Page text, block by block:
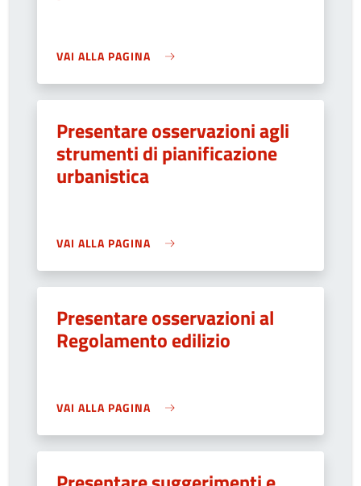
VAI ALLA PAGINA
Presentare osservazioni agli
strumenti di pianificazione
urbanistica
VAI ALLA PAGINA
Presentare osservazioni al
Regolamento edilizio
VAI ALLA PAGINA